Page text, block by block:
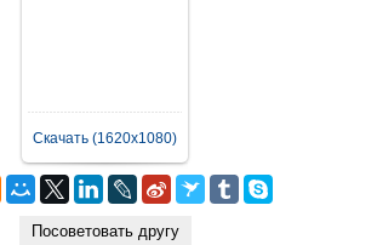
Скачать (1620x1080)